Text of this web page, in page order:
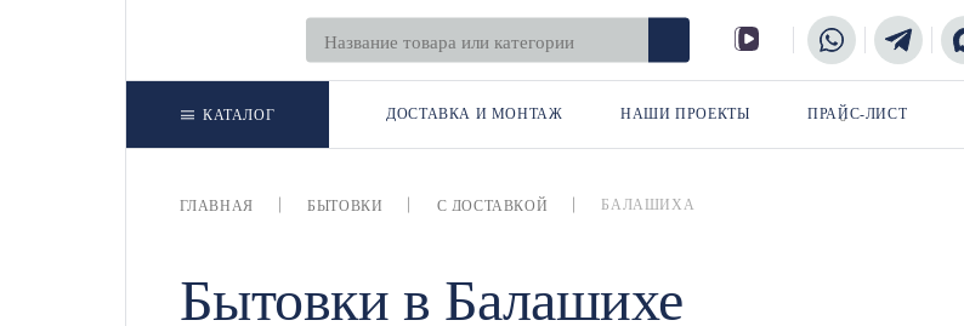
КАТАЛОГ ДОСТАВКА И МОНТАЖ НАШИ ПРОЕКТЫ ПРАЙС-ЛИСТ
ГЛАВНАЯ БЫТОВКИ С ДОСТАВКОЙ БАЛАШИХА
Бытовки в Балашихе